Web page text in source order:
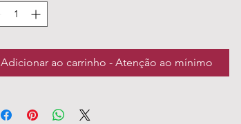
Adicionar ao carrinho - Atenção ao mínimo